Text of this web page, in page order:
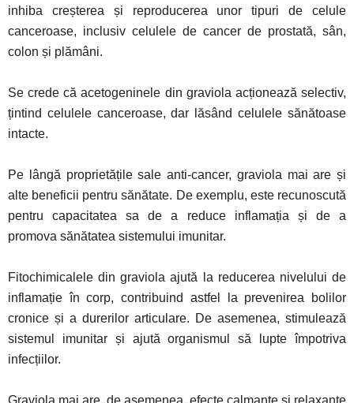
inhiba creșterea și reproducerea unor tipuri de celule
canceroase, inclusiv celulele de cancer de prostată, sân,
colon și plămâni.
Se crede că acetogeninele din graviola acționează selectiv,
țintind celulele canceroase, dar lăsând celulele sănătoase
intacte.
Pe lângă proprietățile sale anti-cancer, graviola mai are și
alte beneficii pentru sănătate. De exemplu, este recunoscută
pentru capacitatea sa de a reduce inflamația și de a
promova sănătatea sistemului imunitar.
Fitochimicalele din graviola ajută la reducerea nivelului de
inflamație în corp, contribuind astfel la prevenirea bolilor
cronice și a durerilor articulare. De asemenea, stimulează
sistemul imunitar și ajută organismul să lupte împotriva
infecțiilor.
Graviola mai are, de asemenea, efecte calmante și relaxante